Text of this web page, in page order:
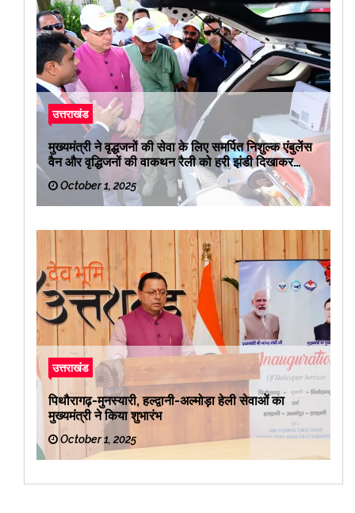
उत्तराखंड
मुख्यमंत्री ने वृद्धजनों की सेवा के लिए समर्पित निशुल्क एंबुलेंस
वैन और वृद्धिजनों की वाकथन रैली को हरी झंडी दिखाकर
रवाना किया
October 1, 2025
उत्तराखंड
पिथौरागढ़-मुनस्यारी, हल्द्वानी-अल्मोड़ा हेली सेवाओं का
मुख्यमंत्री ने किया शुभारंभ
October 1, 2025